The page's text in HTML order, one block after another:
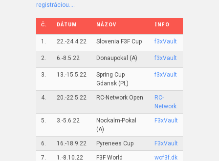
registráciou….
Č. DÁTUM NÁZOV INFO
1. 22.-24.4.22 Slovenia F3F Cup f3xVault
2. 6.-8.5.22 Donaupokal (A) f3xVault
3. 13.-15.5.22
Spring Cup
Gdansk (PL)
f3xVault
4. 20.-22.5.22 RC-Network Open
RC-
Network
5. 3.-5.6.22
Nockalm-Pokal
(A)
F3xVault
6. 16.-18.9.22 Pyrenees Cup F3xVault
7. 1.-8.10.22
F3F World
wcf3f.dk